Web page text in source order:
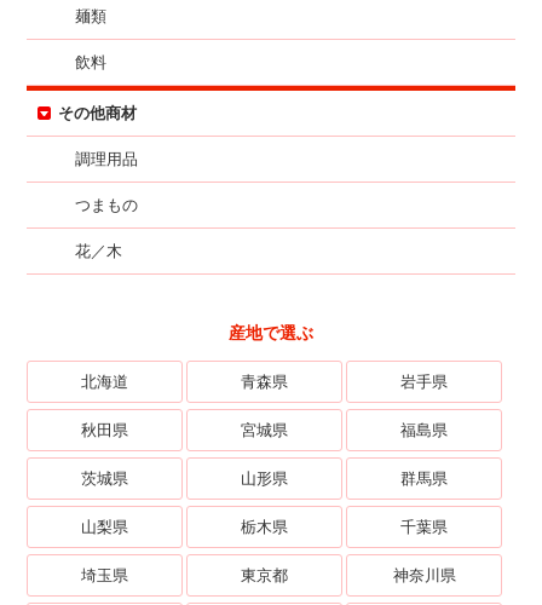
麺類
飲料
その他商材
調理用品
つまもの
花／木
産地で選ぶ
北海道 青森県 岩手県
秋田県 宮城県 福島県
茨城県 山形県 群馬県
山梨県 栃木県 千葉県
埼玉県 東京都 神奈川県